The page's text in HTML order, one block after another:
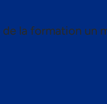
la formation un